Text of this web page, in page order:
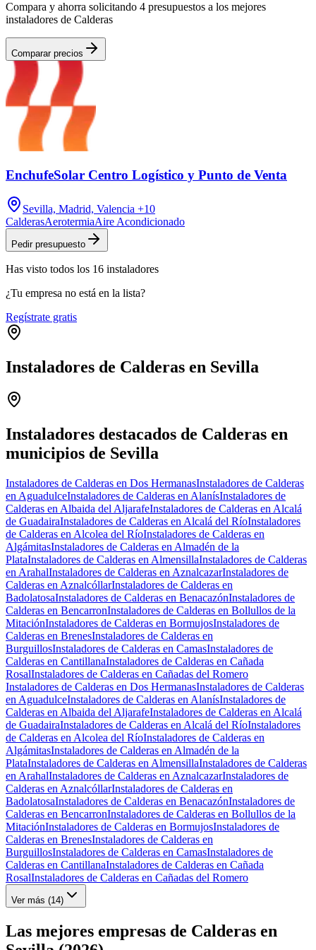
Compara y ahorra solicitando 4 presupuestos a los mejores
instaladores de Calderas
Comparar precios
EnchufeSolar Centro Logístico y Punto de Venta
Sevilla, Madrid, Valencia +10
CalderasAerotermiaAire Acondicionado
Pedir presupuesto
Has visto todos los 16 instaladores
¿Tu empresa no está en la lista?
Regístrate gratis
Instaladores de Calderas en Sevilla
−
Instaladores destacados de Calderas en
municipios de Sevilla
Instaladores de Calderas en Dos HermanasInstaladores de Calderas
en AguadulceInstaladores de Calderas en AlanísInstaladores de
Calderas en Albaida del AljarafeInstaladores de Calderas en Alcalá
de GuadairaInstaladores de Calderas en Alcalá del RíoInstaladores
de Calderas en Alcolea del RíoInstaladores de Calderas en
AlgámitasInstaladores de Calderas en Almadén de la
PlataInstaladores de Calderas en AlmensillaInstaladores de Calderas
en ArahalInstaladores de Calderas en AznalcazarInstaladores de
Calderas en AznalcóllarInstaladores de Calderas en
BadolatosaInstaladores de Calderas en BenacazónInstaladores de
Calderas en BencarronInstaladores de Calderas en Bollullos de la
MitaciónInstaladores de Calderas en BormujosInstaladores de
Calderas en BrenesInstaladores de Calderas en
BurguillosInstaladores de Calderas en CamasInstaladores de
Calderas en CantillanaInstaladores de Calderas en Cañada
RosalInstaladores de Calderas en Cañadas del Romero
Instaladores de Calderas en Dos HermanasInstaladores de Calderas
en AguadulceInstaladores de Calderas en AlanísInstaladores de
Calderas en Albaida del AljarafeInstaladores de Calderas en Alcalá
de GuadairaInstaladores de Calderas en Alcalá del RíoInstaladores
de Calderas en Alcolea del RíoInstaladores de Calderas en
AlgámitasInstaladores de Calderas en Almadén de la
PlataInstaladores de Calderas en AlmensillaInstaladores de Calderas
en ArahalInstaladores de Calderas en AznalcazarInstaladores de
Calderas en AznalcóllarInstaladores de Calderas en
BadolatosaInstaladores de Calderas en BenacazónInstaladores de
Calderas en BencarronInstaladores de Calderas en Bollullos de la
MitaciónInstaladores de Calderas en BormujosInstaladores de
Calderas en BrenesInstaladores de Calderas en
BurguillosInstaladores de Calderas en CamasInstaladores de
Calderas en CantillanaInstaladores de Calderas en Cañada
RosalInstaladores de Calderas en Cañadas del Romero
Ver más (14)
Las mejores empresas de Calderas en